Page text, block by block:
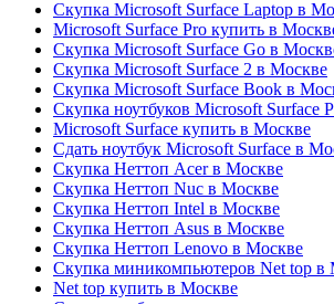
Скупка Microsoft Surface Laptop в
Microsoft Surface Pro купить в
Скупка Microsoft Surface Go в
Скупка Microsoft Surface 2 в Москве
Скупка Microsoft Surface Book в
Скупка ноутбуков Microsoft Surface
Microsoft Surface купить в Москве
Сдать ноутбук Microsoft Surface в
Скупка Неттоп Acer в Москве
Скупка Неттоп Nuc в Москве
Скупка Неттоп Intel в Москве
Скупка Неттоп Asus в Москве
Скупка Неттоп Lenovo в Москве
Скупка миникомпьютеров Net top в
Net top купить в Москве